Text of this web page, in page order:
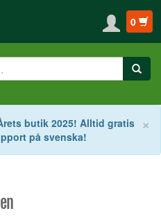
0
×
butik 2025! Alltid gratis
på svenska!